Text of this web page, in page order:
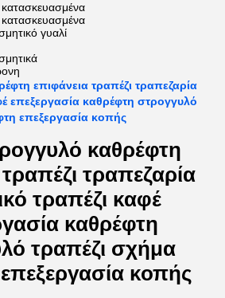
κατασκευασμένα
κατασκευασμένα
γυαλί
επιφάνεια τραπέζι τραπεζαρία
επεξεργασία καθρέφτη στρογγυλό
επεξεργασία κοπής
καθρέφτη
τραπεζαρία
τραπέζι καφέ
καθρέφτη
τραπέζι σχήμα
κοπής